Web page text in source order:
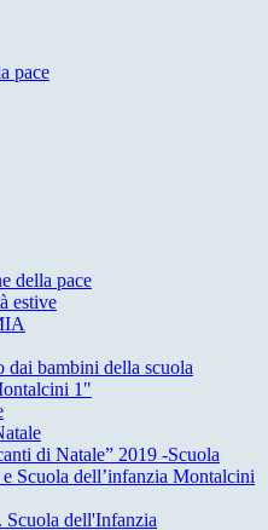
pace
della pace
estive
bambini della scuola
1"
di Natale” 2019 -Scuola
Scuola dell’infanzia Montalcini
Scuola dell'Infanzia